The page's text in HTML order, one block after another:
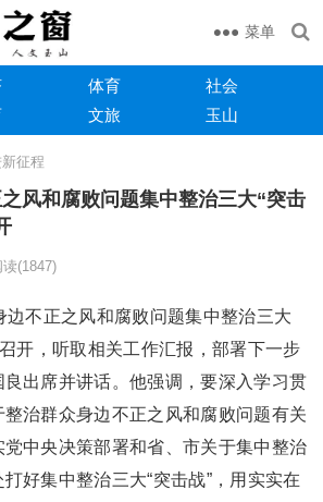
菜单
体育
社会
文旅 玉山
征程
风和腐败问题集中整治三大“突击
读(1847)
边不正之风和腐败问题集中整治三大
开，听取相关工作汇报，部署下一步
出席并讲话。他强调，要深入学习贯
治群众身边不正之风和腐败问题有关
中央决策部署和省、市关于集中整治
好集中整治三大“突击战”，用实实在